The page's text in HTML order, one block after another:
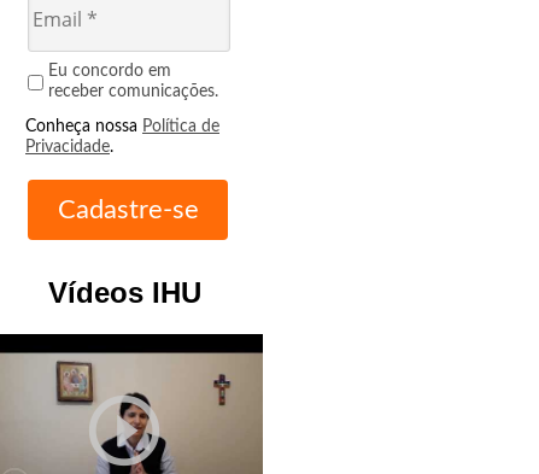
Eu concordo em
receber comunicações.
Conheça nossa Política de
Privacidade.
Vídeos IHU
play_circle_outline